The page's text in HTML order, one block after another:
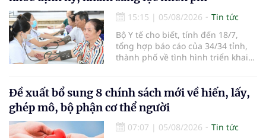
15:15 | 05/08/2026
Tin tức
Bộ Y tế cho biết, tính đến 18/7,
tổng hợp báo cáo của 34/34 tỉnh,
thành phố về tình hình triển khai
nhận 32.286.360 người, chiếm gần
30% dân số cả nước đã được khám
sức khỏe định kỳ năm nay.
Đề xuất bổ sung 8 chính sách mới về hiến, lấy,
ghép mô, bộ phận cơ thể người
07:07 | 05/08/2026
Tin tức